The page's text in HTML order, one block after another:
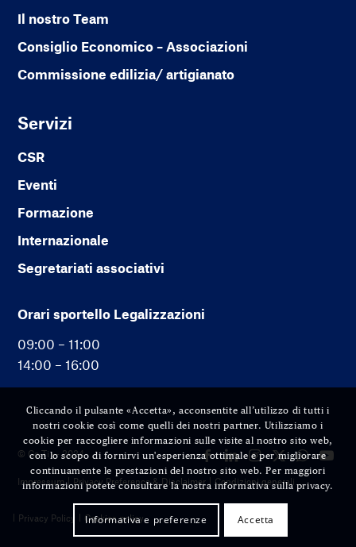
Il nostro Team
Consiglio Economico – Associazioni
Commissione edilizia/ artigianato
Servizi
CSR
Eventi
Formazione
Internazionale
Segretariati associativi
Orari sportello Legalizzazioni
09:00 – 11:00
14:00 – 16:00
© Cc-Ti — 2024
Impressum Privacy Preference & Disclaimer Condizioni generali
Privacy Policy Cookies policy
Cliccando il pulsante «Accetta», acconsentite all’utilizzo di tutti i
nostri cookie così come quelli dei nostri partner. Utilizziamo i
cookie per raccogliere informazioni sulle visite al nostro sito web,
con lo scopo di fornirvi un'esperienza ottimale e per migliorare
continuamente le prestazioni del nostro sito web. Per maggiori
informazioni potete consultare la nostra informativa sulla privacy.
Informativa e preferenze Accetta